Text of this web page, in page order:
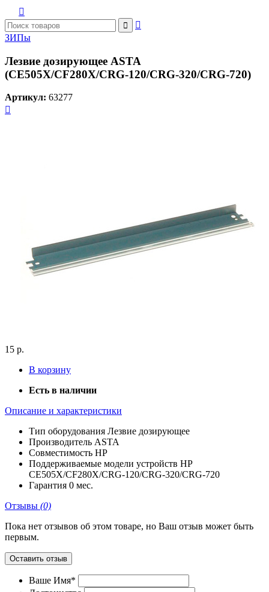



ЗИПы
Лезвие дозирующее ASTA
(CE505X/CF280X/CRG-120/CRG-320/CRG-720)
Артикул: 63277

15 р.
В корзину
Есть в наличии
Описание и характеристики
Тип оборудования Лезвие дозирующее
Производитель ASTA
Совместимость HP
Поддерживаемые модели устройств HP
CE505X/CF280X/CRG-120/CRG-320/CRG-720
Гарантия 0 мес.
Отзывы (0)
Пока нет отзывов об этом товаре, но Ваш отзыв может быть
первым.
Оставить отзыв
Ваше Имя*